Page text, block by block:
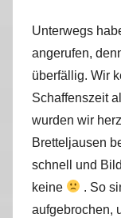
Unterwegs
angerufen,
überfällig. Wir
Schaffenszeit
wurden wir
Bretteljausen
schnell und
keine
. So
aufgebrochen,